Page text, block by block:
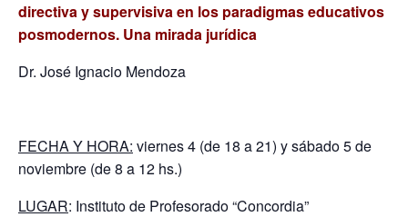
directiva y supervisiva en los paradigmas educativos
posmodernos. Una mirada jurídica
Dr. José Ignacio Mendoza
FECHA Y HORA: viernes 4 (de 18 a 21) y sábado 5 de
noviembre (de 8 a 12 hs.)
LUGAR: Instituto de Profesorado “Concordia”